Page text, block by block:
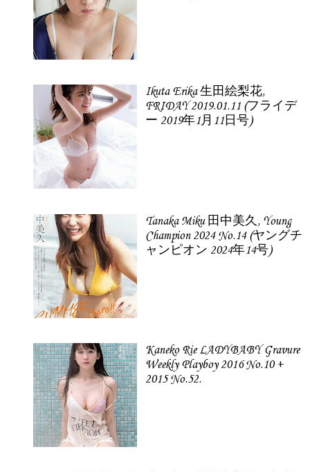
Ikuta Erika 生田絵梨花,
FRIDAY 2019.01.11 (フライデ
ー 2019年1月11日号)
Tanaka Miku 田中美久, Young
Champion 2024 No.14 (ヤングチ
ャンピオン 2024年14号)
Kaneko Rie LADYBABY Gravure
Weekly Playboy 2016 No.10 +
2015 No.52.